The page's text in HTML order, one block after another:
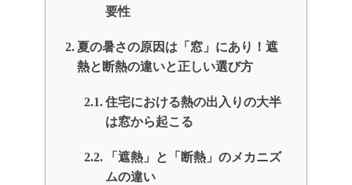
要性
夏の暑さの原因は「窓」にあり！遮
熱と断熱の違いと正しい選び方
住宅における熱の出入りの大半
は窓から起こる
「遮熱」と「断熱」のメカニズ
ムの違い